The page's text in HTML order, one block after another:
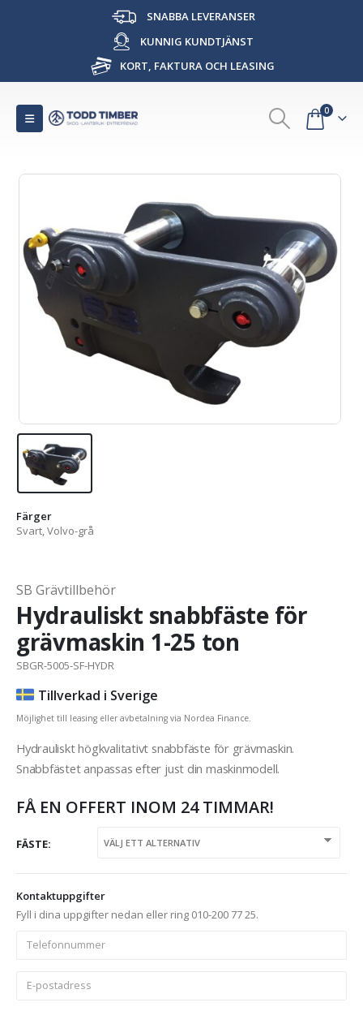
SNABBA LEVERANSER
KUNNIG KUNDTJÄNST
KORT, FAKTURA OCH LEASING
0
Färger
Svart, Volvo-grå
SB Grävtillbehör
Hydrauliskt snabbfäste för
grävmaskin 1-25 ton
SBGR-5005-SF-HYDR
Tillverkad i Sverige
Möjlighet till leasing eller avbetalning via Nordea Finance.
Hydrauliskt högkvalitativt snabbfäste för grävmaskin.
Snabbfästet anpassas efter just din maskinmodell.
FÅ EN OFFERT INOM 24 TIMMAR!
FÄSTE
Kontaktuppgifter
Fyll i dina uppgifter nedan eller ring 010-200 77 25.